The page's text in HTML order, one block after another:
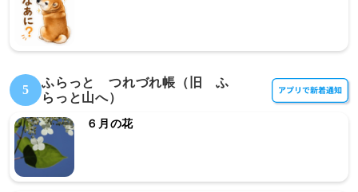
5
ふらっと つれづれ帳（旧 ふ
らっと山へ）
６月の花